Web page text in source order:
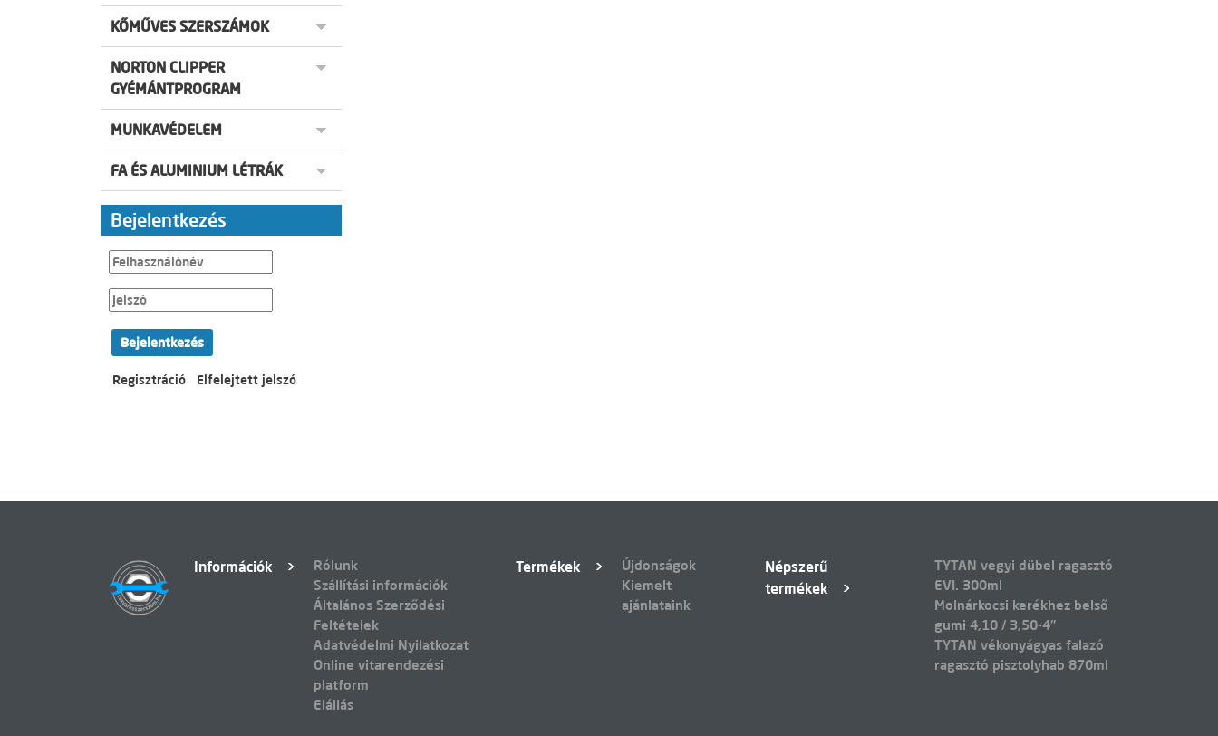
KŐMŰVES SZERSZÁMOK
NORTON CLIPPER
GYÉMÁNTPROGRAM
MUNKAVÉDELEM
FA ÉS ALUMINIUM LÉTRÁK
Bejelentkezés
Bejelentkezés
Regisztráció Elfelejtett jelszó
Információk
Rólunk
Szállítási információk
Általános Szerződési
Feltételek
Adatvédelmi Nyilatkozat
Online vitarendezési
platform
Elállás
Termékek
Újdonságok
Kiemelt
ajánlataink
Népszerű
termékek
TYTAN vegyi dübel ragasztó
EVI. 300ml
Molnárkocsi kerékhez belső
gumi 4,10 / 3,50-4"
TYTAN vékonyágyas falazó
ragasztó pisztolyhab 870ml